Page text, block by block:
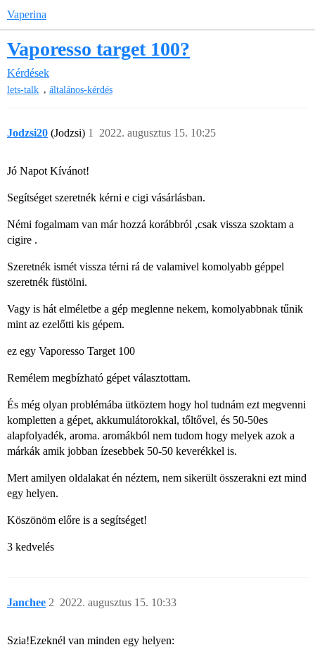
Vaperina
Vaporesso target 100?
Kérdések
lets-talk , általános-kérdés
Jodzsi20 (Jodzsi) 2022. augusztus 15. 10:25
1
Jó Napot Kívánot!
Segítséget szeretnék kérni e cigi vásárlásban.
Némi fogalmam van már hozzá korábbról ,csak vissza szoktam a
cigire .
Szeretnék ismét vissza térni rá de valamivel komolyabb géppel
szeretnék füstölni.
Vagy is hát elméletbe a gép meglenne nekem, komolyabbnak tűnik
mint az ezelőtti kis gépem.
ez egy Vaporesso Target 100
Remélem megbízható gépet választottam.
És még olyan problémába ütköztem hogy hol tudnám ezt megvenni
kompletten a gépet, akkumulátorokkal, tőltővel, és 50-50es
alapfolyadék, aroma. aromákból nem tudom hogy melyek azok a
márkák amik jobban ízesebbek 50-50 keverékkel is.
Mert amilyen oldalakat én néztem, nem sikerült összerakni ezt mind
egy helyen.
Köszönöm előre is a segítséget!
3 kedvelés
Janchee 2022. augusztus 15. 10:33
2
Szia!Ezeknél van minden egy helyen: